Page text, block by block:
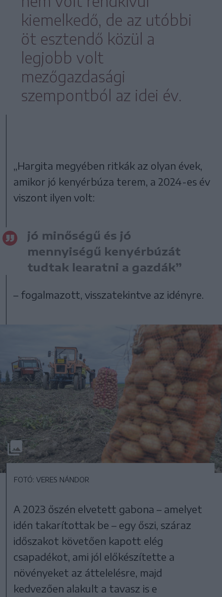
kiemelkedő, de az utóbbi
öt esztendő közül a
legjobb volt
mezőgazdasági
szempontból az idei év.
„Hargita megyében ritkák az olyan évek,
amikor jó kenyérbúza terem, a 2024-es év
viszont ilyen volt:
jó minőségű és jó
mennyiségű kenyérbúzát
tudtak learatni a gazdák”
– fogalmazott, visszatekintve az idényre.
FOTÓ: VERES NÁNDOR
A 2023 őszén elvetett gabona – amelyet
idén takarítottak be – egy őszi, száraz
időszakot követően kapott elég
csapadékot, ami jól előkészítette a
növényeket az áttelelésre, majd
kedvezően alakult a tavasz is e